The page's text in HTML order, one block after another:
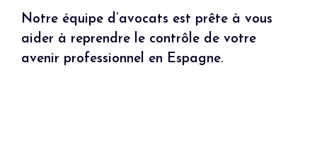
Notre équipe d’avocats est prête à vous
aider à reprendre le contrôle de votre
avenir professionnel en Espagne.